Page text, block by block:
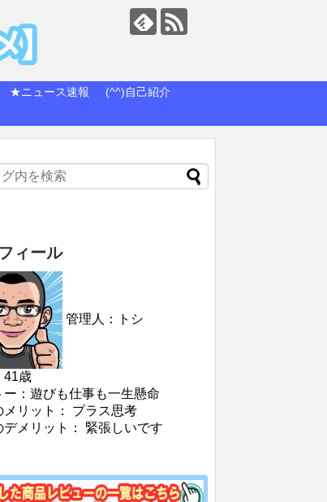
★ニュース速報
(^^)自己紹介
ィール
管理人：トシ
41歳
ー：遊びも仕事も一生懸命
メリット： プラス思考
デメリット： 緊張しいです